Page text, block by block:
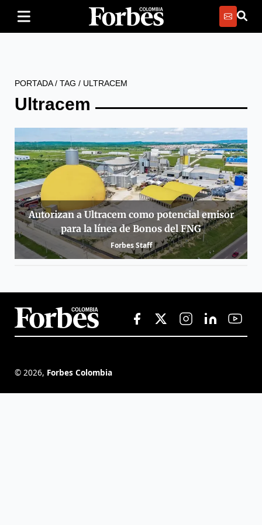
PORTADA/ TAG / ULTRACEM
Ultracem
Autorizan a Ultracem como potencial emisor
para la línea de Bonos del FNG
Forbes Staff
© 2026, Forbes Colombia